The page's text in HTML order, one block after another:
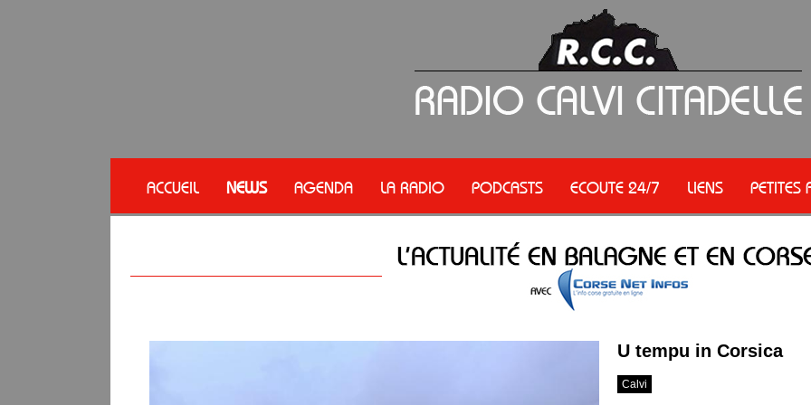
ACCUEIL NEWS AGENDA LA RADIO PODCASTS ECOUTE 24/7 LIENS PETITES
U tempu in Corsica
Calvi